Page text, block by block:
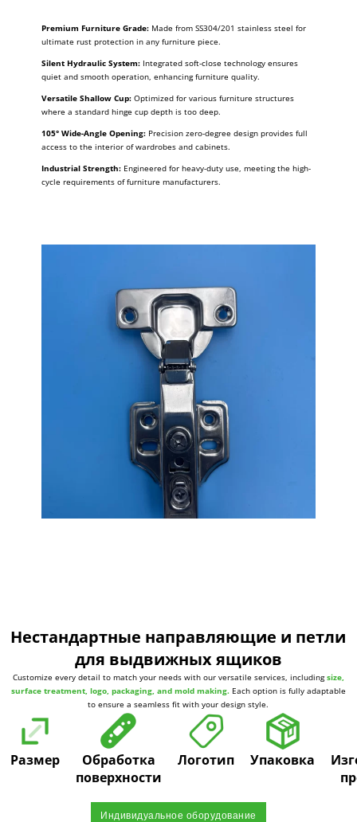
Premium Furniture Grade: Made from SS304/201 stainless steel for
ultimate rust protection in any furniture piece.
Silent Hydraulic System: Integrated soft-close technology ensures
quiet and smooth operation, enhancing furniture quality.
Versatile Shallow Cup: Optimized for various furniture structures
where a standard hinge cup depth is too deep.
105° Wide-Angle Opening: Precision zero-degree design provides full
access to the interior of wardrobes and cabinets.
Industrial Strength: Engineered for heavy-duty use, meeting the high-
cycle requirements of furniture manufacturers.
Нестандартные направляющие и петли
для выдвижных ящиков
Customize every detail to match your needs with our versatile services, includingsize,
surface treatment, logo, packaging, and mold making. Each option is fully adaptable
to ensure a seamless fit with your design style.
Размер
Обработка
поверхности
Логотип Упаковка
Индивидуальное оборудование